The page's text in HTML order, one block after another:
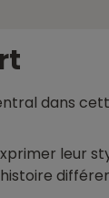
dans
leur